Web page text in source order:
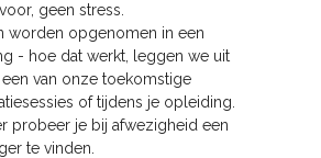
geen stress
worden opgenomen in een
- hoe dat werkt, leggen we uit
van onze toekomstige
of tijdens je opleiding
probeer je bij afwezigheid een
te vinden